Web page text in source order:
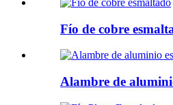
Fío de cobre
Alambre de